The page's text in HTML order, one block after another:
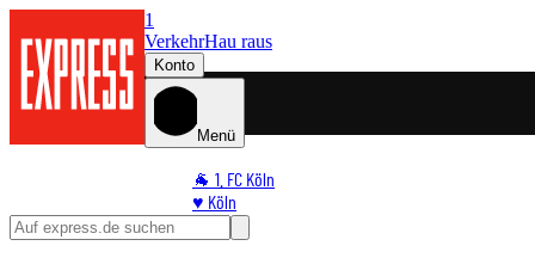
1
VerkehrHau raus
Konto
Menü
🐐 1. FC Köln
♥️ Köln
⭐ Promi